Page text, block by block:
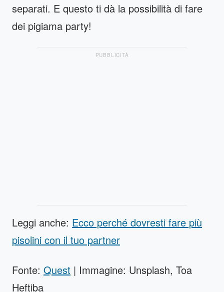
separati. E questo ti dà la possibilità di fare
dei pigiama party!
PUBBLICITÀ
Leggi anche: Ecco perché dovresti fare più
pisolini con il tuo partner
Fonte: Quest | Immagine: Unsplash, Toa
Heftiba